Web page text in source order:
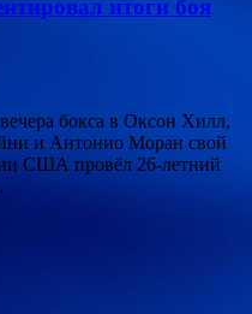
итоги боя
бокса в Оксон Хилл,
и Антонио Моран свой
США провёл 26-летний